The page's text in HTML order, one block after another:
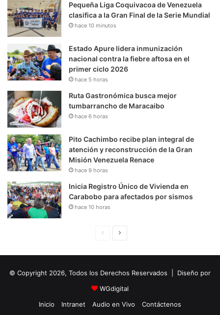
Pequeña Liga Coquivacoa de Venezuela
clasifica a la Gran Final de la Serie Mundial
hace 10 minutos
Estado Apure lidera inmunización
nacional contra la fiebre aftosa en el
primer ciclo 2026
hace 5 horas
Ruta Gastronómica busca mejor
tumbarrancho de Maracaibo
hace 6 horas
Pito Cachimbo recibe plan integral de
atención y reconstrucción de la Gran
Misión Venezuela Renace
hace 9 horas
Inicia Registro Único de Vivienda en
Carabobo para afectados por sismos
hace 10 horas
i
n
a
u
i
e
© Copyright 2026, Todos los Derechos Reservados | Diseño por
WGdigital
Inicio
Intranet Audio en Vivo Contáctenos